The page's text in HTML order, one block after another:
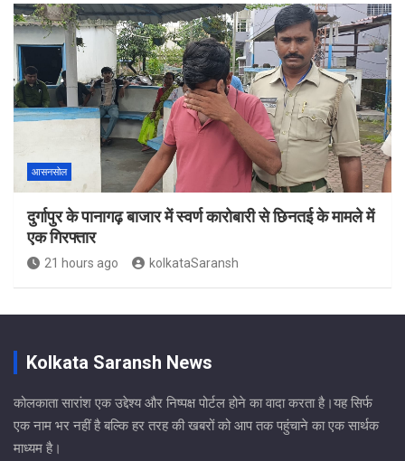
आसनसोल
दुर्गापुर के पानागढ़ बाजार में स्वर्ण कारोबारी से छिनतई के मामले में
एक गिरफ्तार
21 hours ago kolkataSaransh
Kolkata Saransh News
कोलकाता सारांश एक उद्देश्य और निष्पक्ष पोर्टल होने का वादा करता है।यह सिर्फ
एक नाम भर नहीं है बल्कि हर तरह की खबरों को आप तक पहुंचाने का एक सार्थक
माध्यम है।